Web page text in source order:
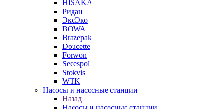
HISAKA
Ридан
ЭксЭко
BOWA
Brazepak
Doucette
Forwon
Secespol
Stokvis
WTK
Насосы и насосные станции
Назад
Насосы и насосные станции